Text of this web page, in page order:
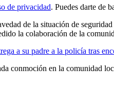
de privacidad. Puedes darte de
de la situación de
la colaboración de la
a su padre a la policía tras
conmoción en la comunidad